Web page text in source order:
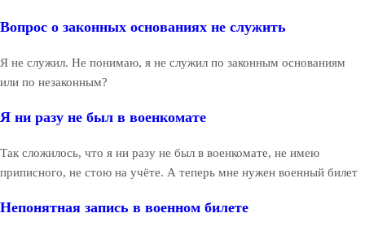
Вопрос о законных основаниях не служить
Я не служил. Не понимаю, я не служил по законным основаниям
или по незаконным?
Я ни разу не был в военкомате
Так сложилось, что я ни разу не был в военкомате, не имею
приписного, не стою на учёте. А теперь мне нужен военный билет
Непонятная запись в военном билете